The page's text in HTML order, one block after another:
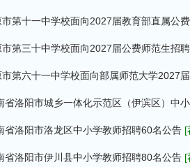
市第十一中学校面向2027届教育部直属公
市第三十中学校面向2027届公费师范生招
市第六十一中学校面向部属师范大学2027
省洛阳市城乡一体化示范区（伊滨区）中
省洛阳市洛龙区中小学教师招聘60名公告 [
省洛阳市伊川县中小学教师招聘80名公告 [